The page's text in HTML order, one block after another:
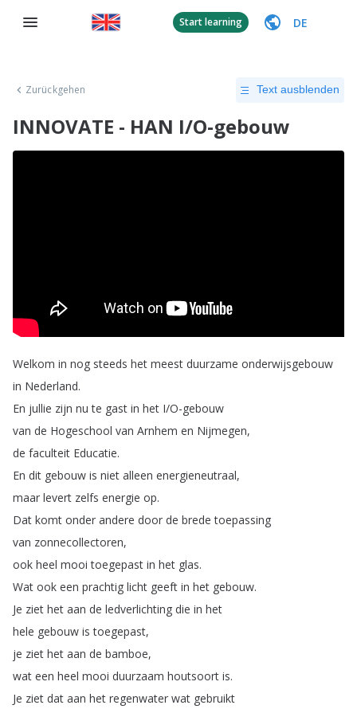
Start learning DE
Zurückgehen Text ausblenden
INNOVATE - HAN I/O-gebouw
Welkom in nog steeds het meest duurzame onderwijsgebouw
in Nederland.
En jullie zijn nu te gast in het I/O-gebouw
van de Hogeschool van Arnhem en Nijmegen,
de faculteit Educatie.
En dit gebouw is niet alleen energieneutraal,
maar levert zelfs energie op.
Dat komt onder andere door de brede toepassing
van zonnecollectoren,
ook heel mooi toegepast in het glas.
Wat ook een prachtig licht geeft in het gebouw.
Je ziet het aan de ledverlichting die in het
hele gebouw is toegepast,
je ziet het aan de bamboe,
wat een heel mooi duurzaam houtsoort is.
Je ziet dat aan het regenwater wat gebruikt